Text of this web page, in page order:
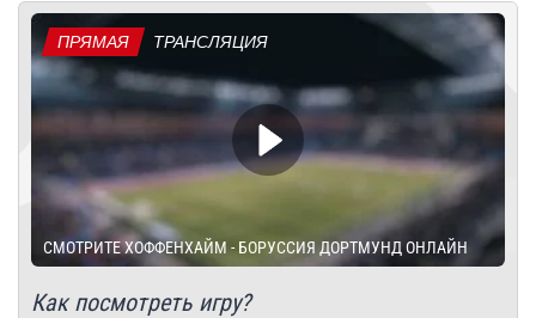
ПРЯМАЯ ТРАНСЛЯЦИЯ
СМОТРИТЕ ХОФФЕНХАЙМ - БОРУССИЯ ДОРТМУНД ОНЛАЙН
Как посмотреть игру?